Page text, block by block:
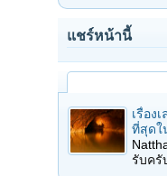
แชร์หน้านี้
เรื่อง
ที่สุด
รับครั